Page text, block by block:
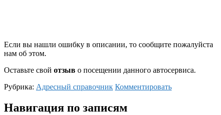
Если вы нашли ошибку в описании, то сообщите пожалуйста
нам об этом.
Оставьте свой отзыв о посещении данного автосервиса.
Рубрика: Адресный справочник Комментировать
Навигация по записям